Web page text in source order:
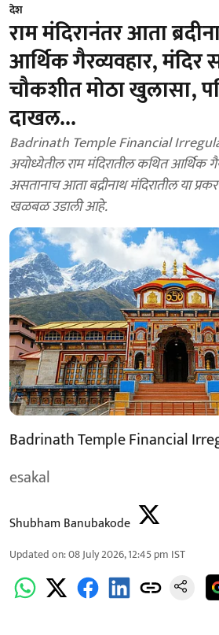
देश
राम मंदिरानंतर आता
आर्थिक गैरव्यवहार, मंदिर
चौकशीत मोठा खुलासा,
दाखल...
Badrinath Temple Financial
अयोध्येतील राम मंदिरातील कथित आर्थिक
असतानाच आता बद्रीनाथ मंदिरातील या
खळबळ उडाली आहे.
Badrinath Temple Financial
esakal
Shubham Banubakode
Updated on:08 July 2026, 12:45 pm IST